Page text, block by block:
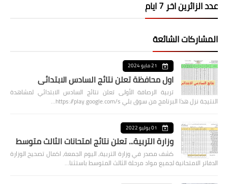
عدد الزائرين اخر 7 ايام
المشاركات الشائعة
21 مايو 2024
اول محافظة تعلن نتائج السادس الابتدائي
تربية الرصافة الأولى تعلن نتائج السادس الابتدائي لمشاهدة
النتيجة نزل هذا البرنامج من سوق بلي https://play.google.com/s…
01 يوليو 2022
وزارة التربية... تعلن نتائج امتحانات الثالث متوسط
كشف مصدر في وزارة التربية، اليوم الجمعة، اكمال تصحيح الوزارة
الدفاتر الامتحانية لجميع مواد مرحلة الثالث المتوسط باستثنا…